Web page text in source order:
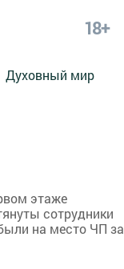
18+
Духовный мир
этаже
сотрудники
на место ЧП за